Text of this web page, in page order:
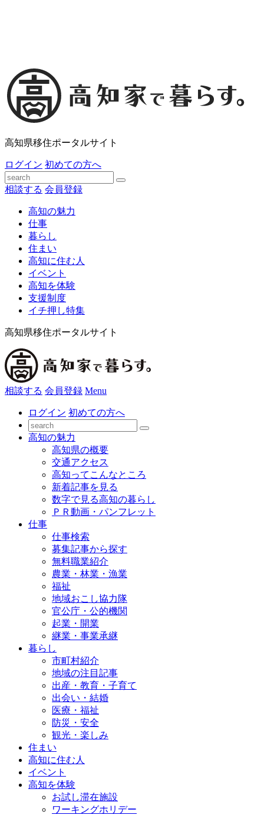
高知県移住ポータルサイト
ログイン 初めての方へ
相談する 会員登録
高知の魅力
仕事
暮らし
住まい
高知に住む人
イベント
高知を体験
支援制度
イチ押し特集
高知県移住ポータルサイト
相談する 会員登録 Menu
ログイン 初めての方へ
高知の魅力
高知県の概要
交通アクセス
高知ってこんなところ
新着記事を見る
数字で見る高知の暮らし
ＰＲ動画・パンフレット
仕事
仕事検索
募集記事から探す
無料職業紹介
農業・林業・漁業
福祉
地域おこし協力隊
官公庁・公的機関
起業・開業
継業・事業承継
暮らし
市町村紹介
地域の注目記事
出産・教育・子育て
出会い・結婚
医療・福祉
防災・安全
観光・楽しみ
住まい
高知に住む人
イベント
高知を体験
お試し滞在施設
ワーキングホリデー